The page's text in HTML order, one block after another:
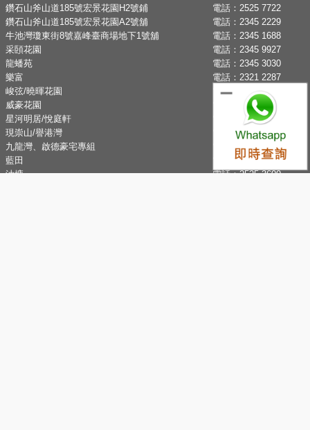
鑽石山斧山道185號宏景花園H2號鋪
電話： 2525 7722
鑽石山斧山道185號宏景花園A2號舖
電話： 2345 2229
牛池灣瓊東街8號嘉峰臺商場地下1號舖
電話： 2345 1688
采頣花園
電話： 2345 9927
龍蟠苑
電話： 2345 3030
樂富
電話： 2321 2287
峻弦/曉暉花園
電話：
2345 1286
威豪花園
2345 3331
星河明居/悅庭軒
2116 8008
現崇山/譽港灣
電話：2345 9926
九龍灣、啟德豪宅專組
電話：8101 2345
藍田
電話：2525 6100
油塘
電話：2525 3600